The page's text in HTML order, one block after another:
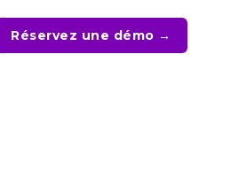
Réservez une démo →